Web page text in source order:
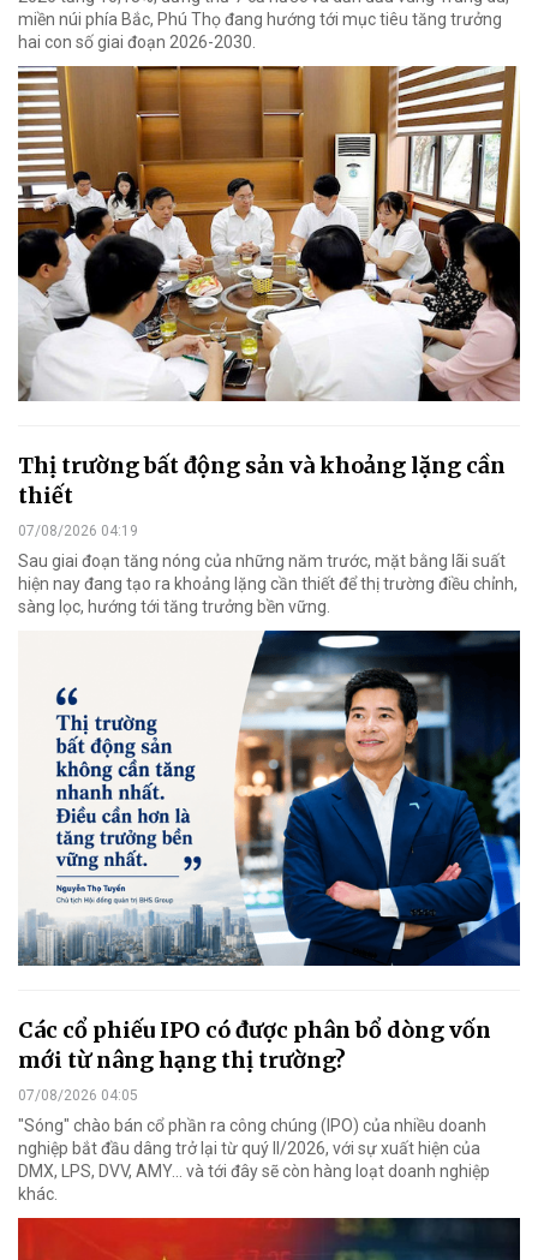
miền núi phía Bắc, Phú Thọ đang hướng tới mục tiêu tăng trưởng
hai con số giai đoạn 2026-2030.
Thị trường bất động sản và khoảng lặng cần
thiết
07/08/2026 04:19
Sau giai đoạn tăng nóng của những năm trước, mặt bằng lãi suất
hiện nay đang tạo ra khoảng lặng cần thiết để thị trường điều chỉnh,
sàng lọc, hướng tới tăng trưởng bền vững.
Các cổ phiếu IPO có được phân bổ dòng vốn
mới từ nâng hạng thị trường?
07/08/2026 04:05
"Sóng" chào bán cổ phần ra công chúng (IPO) của nhiều doanh
nghiệp bắt đầu dâng trở lại từ quý II/2026, với sự xuất hiện của
DMX, LPS, DVV, AMY... và tới đây sẽ còn hàng loạt doanh nghiệp
khác.